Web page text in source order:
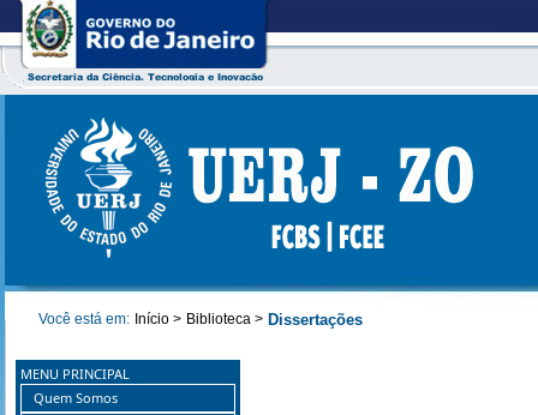
Você está em: Início > Biblioteca > Dissertações
MENU PRINCIPAL
Quem Somos